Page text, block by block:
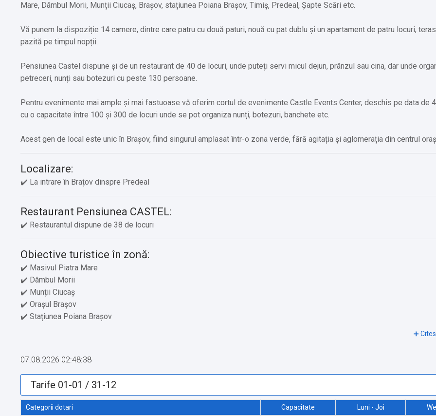
Mare, Dâmbul Morii, Munții Ciucaș, Brașov, stațiunea Poiana Brașov, Timiș, Predeal, Șapte Scări etc.
Vă punem la dispoziție 14 camere, dintre care patru cu două paturi, nouă cu pat dublu și un apartament de patru locuri,
pazită pe timpul nopții.
Pensiunea Castel dispune și de un restaurant de 40 de locuri, unde puteți servi micul dejun, prânzul sau cina, dar unde
petreceri, nunți sau botezuri cu peste 130 persoane.
Pentru evenimente mai ample și mai fastuoase vă oferim cortul de evenimente Castle Events Center, deschis pe data de
cu o capacitate între 100 și 300 de locuri unde se pot organiza nunți, botezuri, banchete etc.
Acest gen de local este unic în Brașov, fiind singurul amplasat într-o zona verde, fără agitația și aglomerația din centrul
Localizare:
✔️ La intrare în Brațov dinspre Predeal
Restaurant Pensiunea CASTEL:
✔️ Restaurantul dispune de 38 de locuri
Obiective turistice în zonă:
✔️ Masivul Piatra Mare
✔️ Dâmbul Morii
✔️ Munții Ciucaș
✔️ Orașul Brașov
✔️ Stațiunea Poiana Brașov
Servicii suplimentare incluse in pret:
✔️ Etaje superioare accesibile doar pe scări
07.08.2026 02:48:38
Categorii dotari Capacitate Luni - Joi